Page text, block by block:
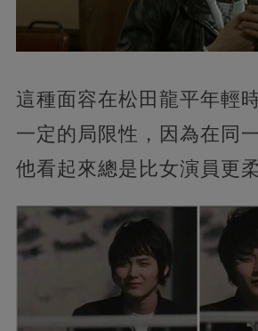
這種面容在松田龍平年輕
一定的局限性，因為在同
他看起來總是比女演員更